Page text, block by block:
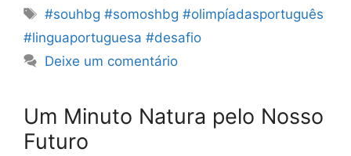
Etiquetas
#souhbg #somoshbg #olimpíadasportuguês
#linguaportuguesa #desafio
Deixe um comentário
Um Minuto Natura pelo Nosso
Futuro